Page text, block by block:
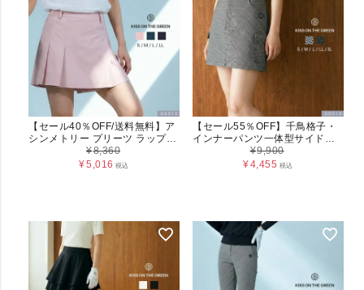
【セール40％OFF/送料無料】ア
シンメトリー プリーツ ラップキ
ュロットパンツ レディース
¥8,360
¥5,016 税込
【セール55％OFF】千鳥格子・
インナーパンツ一体型サイドポ
ケットスカート レディース
¥9,900
¥4,455 税込